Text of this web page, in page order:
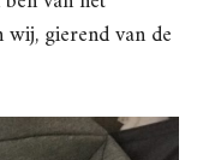
gierend van de